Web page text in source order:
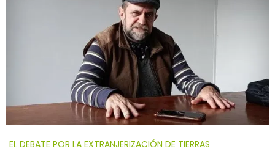
EL DEBATE POR LA EXTRANJERIZACIÓN DE TIERRAS